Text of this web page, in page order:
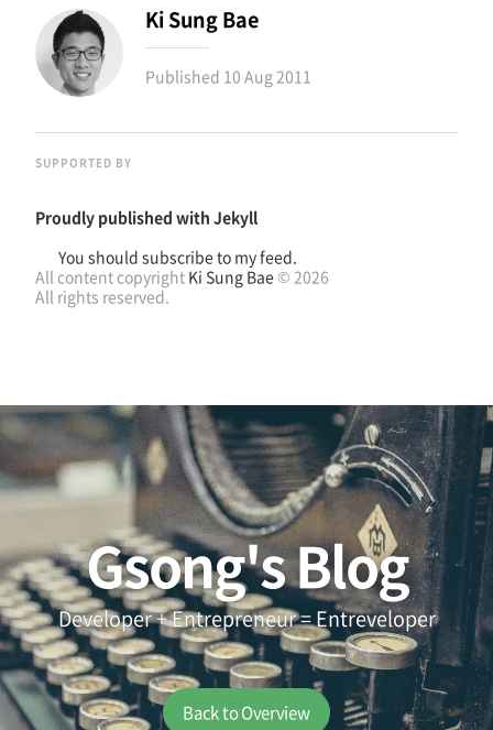
Ki Sung Bae
Published 10 Aug 2011
SUPPORTED BY
Proudly published with Jekyll
You should subscribe to my feed.
All content copyright Ki Sung Bae© 2026
All rights reserved.
Gsong's Blog
Developer + Entrepreneur = Entreveloper
Back to Overview